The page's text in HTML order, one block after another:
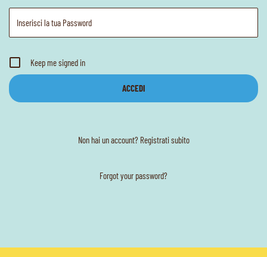
Keep me signed in
Non hai un account? Registrati subito
Forgot your password?